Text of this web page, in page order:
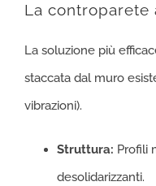
La controparete
La soluzione più
staccata dal muro
vibrazioni).
Struttura: Profili
desolidarizzanti.